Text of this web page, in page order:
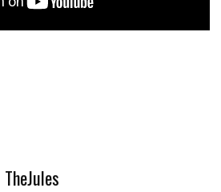
TheJules